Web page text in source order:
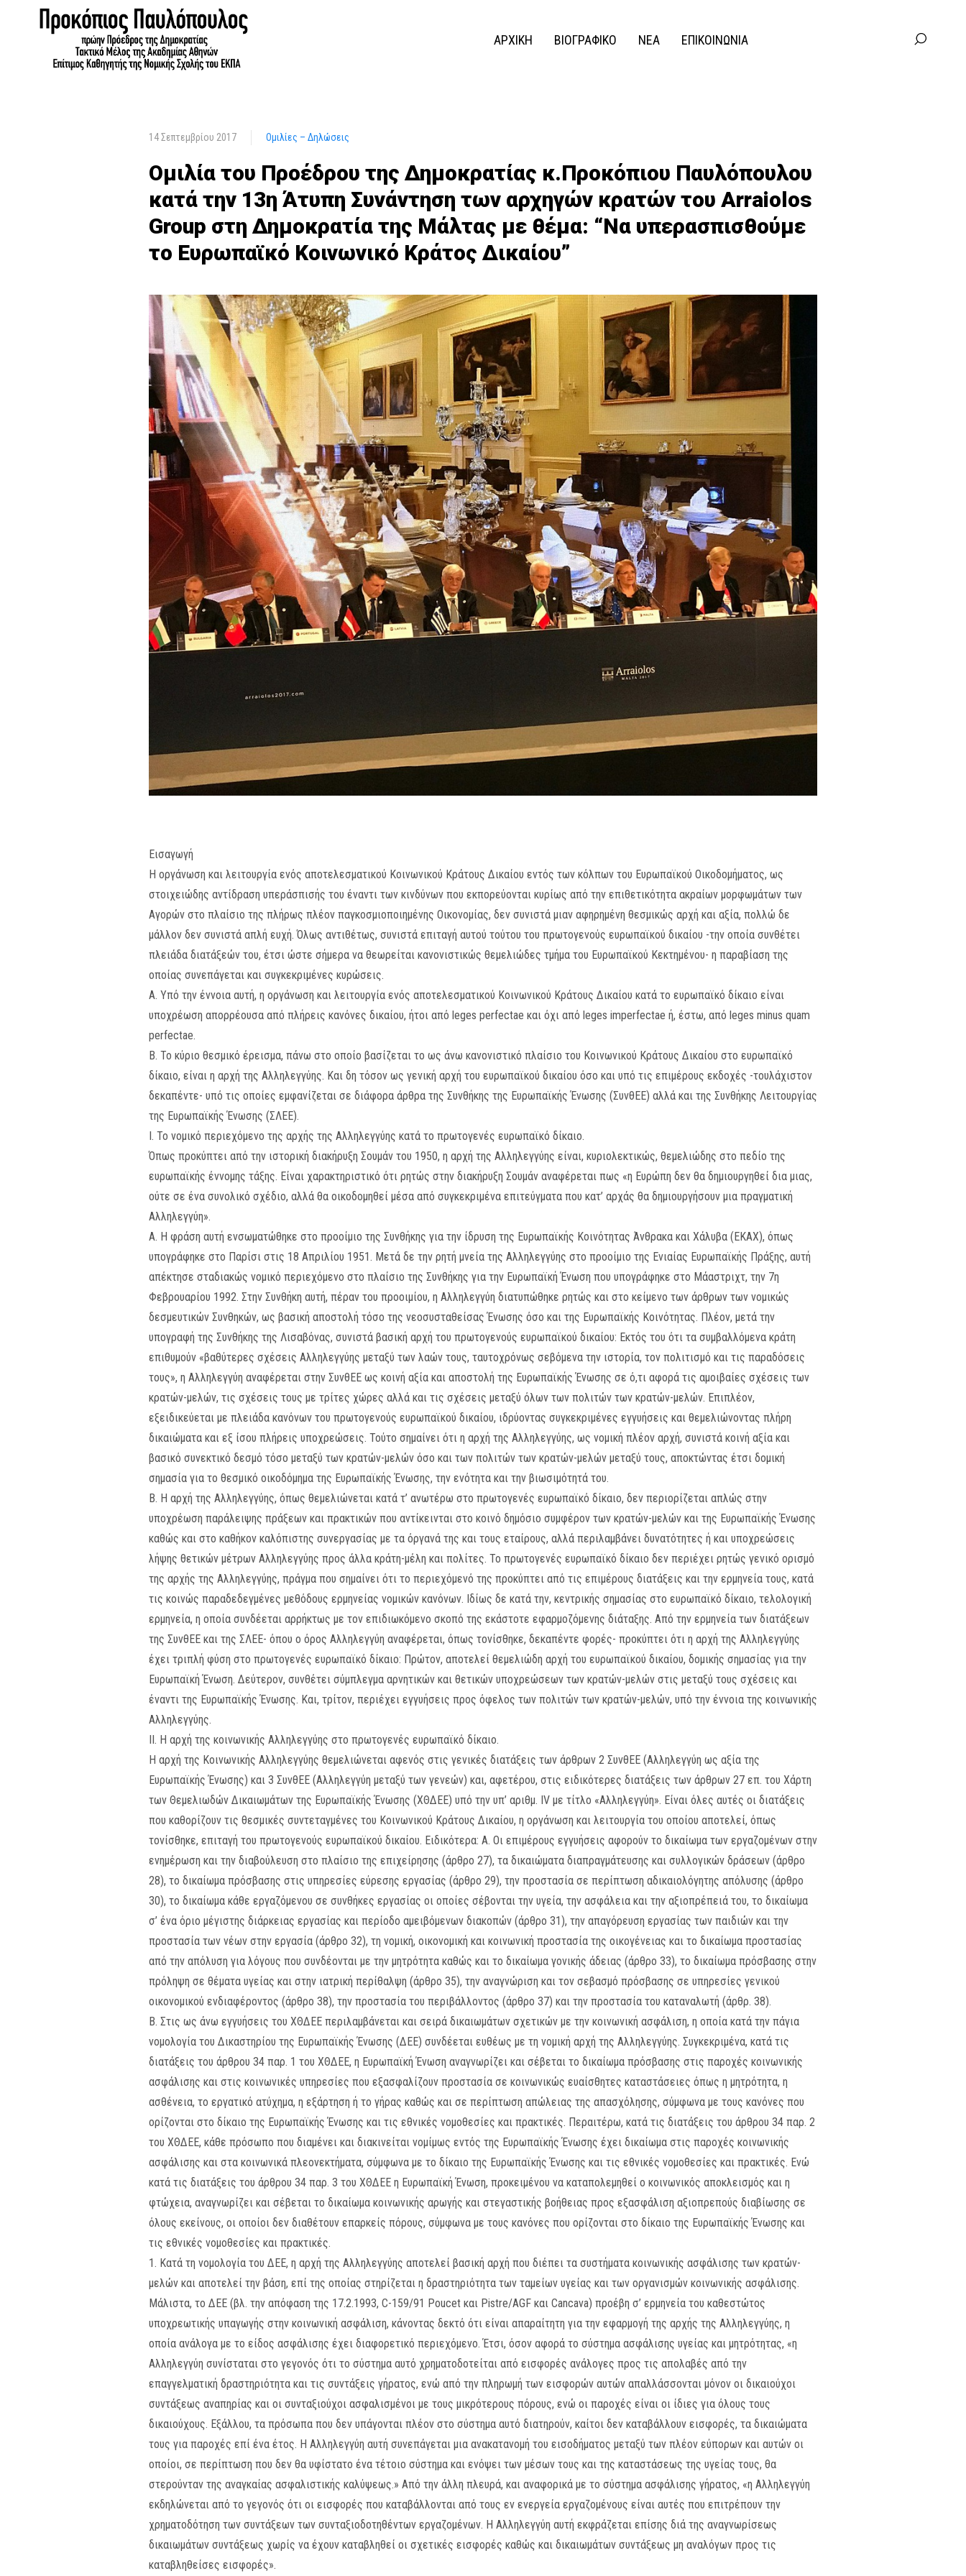
ΑΡΧΙΚΗ ΒΙΟΓΡΑΦΙΚΟ ΝΕΑ ΕΠΙΚΟΙΝΩΝΙΑ
14 Σεπτεμβρίου 2017 Ομιλίες – Δηλώσεις
Ομιλία του Προέδρου της Δημοκρατίας κ.Προκόπιου Παυλόπουλου
κατά την 13η Άτυπη Συνάντηση των αρχηγών κρατών του Arraiolos
Group στη Δημοκρατία της Μάλτας με θέμα: “Να υπερασπισθούμε
το Ευρωπαϊκό Κοινωνικό Κράτος Δικαίου”
Εισαγωγή
Η οργάνωση και λειτουργία ενός αποτελεσματικού Κοινωνικού Κράτους Δικαίου εντός των κόλπων του Ευρωπαϊκού Οικοδομήματος, ως
στοιχειώδης αντίδραση υπεράσπισής του έναντι των κινδύνων που εκπορεύονται κυρίως από την επιθετικότητα ακραίων μορφωμάτων των
Αγορών στο πλαίσιο της πλήρως πλέον παγκοσμιοποιημένης Οικονομίας, δεν συνιστά μιαν αφηρημένη θεσμικώς αρχή και αξία, πολλώ δε
μάλλον δεν συνιστά απλή ευχή. Όλως αντιθέτως, συνιστά επιταγή αυτού τούτου του πρωτογενούς ευρωπαϊκού δικαίου -την οποία συνθέτει
πλειάδα διατάξεών του, έτσι ώστε σήμερα να θεωρείται κανονιστικώς θεμελιώδες τμήμα του Ευρωπαϊκού Κεκτημένου- η παραβίαση της
οποίας συνεπάγεται και συγκεκριμένες κυρώσεις.
Α. Υπό την έννοια αυτή, η οργάνωση και λειτουργία ενός αποτελεσματικού Κοινωνικού Κράτους Δικαίου κατά το ευρωπαϊκό δίκαιο είναι
υποχρέωση απορρέουσα από πλήρεις κανόνες δικαίου, ήτοι από leges perfectae και όχι από leges imperfectae ή, έστω, από leges minus quam
perfectae.
B. Το κύριο θεσμικό έρεισμα, πάνω στο οποίο βασίζεται το ως άνω κανονιστικό πλαίσιο του Κοινωνικού Κράτους Δικαίου στο ευρωπαϊκό
δίκαιο, είναι η αρχή της Αλληλεγγύης. Και δη τόσον ως γενική αρχή του ευρωπαϊκού δικαίου όσο και υπό τις επιμέρους εκδοχές -τουλάχιστον
δεκαπέντε- υπό τις οποίες εμφανίζεται σε διάφορα άρθρα της Συνθήκης της Ευρωπαϊκής Ένωσης (ΣυνθΕΕ) αλλά και της Συνθήκης Λειτουργίας
της Ευρωπαϊκής Ένωσης (ΣΛΕΕ).
Ι. Το νομικό περιεχόμενο της αρχής της Αλληλεγγύης κατά το πρωτογενές ευρωπαϊκό δίκαιο.
Όπως προκύπτει από την ιστορική διακήρυξη Σουμάν του 1950, η αρχή της Αλληλεγγύης είναι, κυριολεκτικώς, θεμελιώδης στο πεδίο της
ευρωπαϊκής έννομης τάξης. Είναι χαρακτηριστικό ότι ρητώς στην διακήρυξη Σουμάν αναφέρεται πως «η Ευρώπη δεν θα δημιουργηθεί δια μιας,
ούτε σε ένα συνολικό σχέδιο, αλλά θα οικοδομηθεί μέσα από συγκεκριμένα επιτεύγματα που κατ’ αρχάς θα δημιουργήσουν μια πραγματική
Αλληλεγγύη».
Α. Η φράση αυτή ενσωματώθηκε στο προοίμιο της Συνθήκης για την ίδρυση της Ευρωπαϊκής Κοινότητας Άνθρακα και Χάλυβα (ΕΚΑΧ), όπως
υπογράφηκε στο Παρίσι στις 18 Απριλίου 1951. Μετά δε την ρητή μνεία της Αλληλεγγύης στο προοίμιο της Ενιαίας Ευρωπαϊκής Πράξης, αυτή
απέκτησε σταδιακώς νομικό περιεχόμενο στο πλαίσιο της Συνθήκης για την Ευρωπαϊκή Ένωση που υπογράφηκε στο Μάαστριχτ, την 7η
Φεβρουαρίου 1992. Στην Συνθήκη αυτή, πέραν του προοιμίου, η Αλληλεγγύη διατυπώθηκε ρητώς και στο κείμενο των άρθρων των νομικώς
δεσμευτικών Συνθηκών, ως βασική αποστολή τόσο της νεοσυσταθείσας Ένωσης όσο και της Ευρωπαϊκής Κοινότητας. Πλέον, μετά την
υπογραφή της Συνθήκης της Λισαβόνας, συνιστά βασική αρχή του πρωτογενούς ευρωπαϊκού δικαίου: Εκτός του ότι τα συμβαλλόμενα κράτη
επιθυμούν «βαθύτερες σχέσεις Αλληλεγγύης μεταξύ των λαών τους, ταυτοχρόνως σεβόμενα την ιστορία, τον πολιτισμό και τις παραδόσεις
τους», η Αλληλεγγύη αναφέρεται στην ΣυνθΕΕ ως κοινή αξία και αποστολή της Ευρωπαϊκής Ένωσης σε ό,τι αφορά τις αμοιβαίες σχέσεις των
κρατών-μελών, τις σχέσεις τους με τρίτες χώρες αλλά και τις σχέσεις μεταξύ όλων των πολιτών των κρατών-μελών. Επιπλέον,
εξειδικεύεται με πλειάδα κανόνων του πρωτογενούς ευρωπαϊκού δικαίου, ιδρύοντας συγκεκριμένες εγγυήσεις και θεμελιώνοντας πλήρη
δικαιώματα και εξ ίσου πλήρεις υποχρεώσεις. Τούτο σημαίνει ότι η αρχή της Αλληλεγγύης, ως νομική πλέον αρχή, συνιστά κοινή αξία και
βασικό συνεκτικό δεσμό τόσο μεταξύ των κρατών-μελών όσο και των πολιτών των κρατών-μελών μεταξύ τους, αποκτώντας έτσι δομική
σημασία για το θεσμικό οικοδόμημα της Ευρωπαϊκής Ένωσης, την ενότητα και την βιωσιμότητά του.
Β. Η αρχή της Αλληλεγγύης, όπως θεμελιώνεται κατά τ’ ανωτέρω στο πρωτογενές ευρωπαϊκό δίκαιο, δεν περιορίζεται απλώς στην
υποχρέωση παράλειψης πράξεων και πρακτικών που αντίκεινται στο κοινό δημόσιο συμφέρον των κρατών-μελών και της Ευρωπαϊκής Ένωσης
καθώς και στο καθήκον καλόπιστης συνεργασίας με τα όργανά της και τους εταίρους, αλλά περιλαμβάνει δυνατότητες ή και υποχρεώσεις
λήψης θετικών μέτρων Αλληλεγγύης προς άλλα κράτη-μέλη και πολίτες. Το πρωτογενές ευρωπαϊκό δίκαιο δεν περιέχει ρητώς γενικό ορισμό
της αρχής της Αλληλεγγύης, πράγμα που σημαίνει ότι το περιεχόμενό της προκύπτει από τις επιμέρους διατάξεις και την ερμηνεία τους, κατά
τις κοινώς παραδεδεγμένες μεθόδους ερμηνείας νομικών κανόνων. Ιδίως δε κατά την, κεντρικής σημασίας στο ευρωπαϊκό δίκαιο, τελολογική
ερμηνεία, η οποία συνδέεται αρρήκτως με τον επιδιωκόμενο σκοπό της εκάστοτε εφαρμοζόμενης διάταξης. Από την ερμηνεία των διατάξεων
της ΣυνθΕΕ και της ΣΛΕΕ- όπου ο όρος Αλληλεγγύη αναφέρεται, όπως τονίσθηκε, δεκαπέντε φορές- προκύπτει ότι η αρχή της Αλληλεγγύης
έχει τριπλή φύση στο πρωτογενές ευρωπαϊκό δίκαιο: Πρώτον, αποτελεί θεμελιώδη αρχή του ευρωπαϊκού δικαίου, δομικής σημασίας για την
Ευρωπαϊκή Ένωση. Δεύτερον, συνθέτει σύμπλεγμα αρνητικών και θετικών υποχρεώσεων των κρατών-μελών στις μεταξύ τους σχέσεις και
έναντι της Ευρωπαϊκής Ένωσης. Και, τρίτον, περιέχει εγγυήσεις προς όφελος των πολιτών των κρατών-μελών, υπό την έννοια της κοινωνικής
Αλληλεγγύης.
ΙΙ. Η αρχή της κοινωνικής Αλληλεγγύης στο πρωτογενές ευρωπαϊκό δίκαιο.
Η αρχή της Κοινωνικής Αλληλεγγύης θεμελιώνεται αφενός στις γενικές διατάξεις των άρθρων 2 ΣυνθΕΕ (Αλληλεγγύη ως αξία της
Ευρωπαϊκής Ένωσης) και 3 ΣυνθΕΕ (Αλληλεγγύη μεταξύ των γενεών) και, αφετέρου, στις ειδικότερες διατάξεις των άρθρων 27 επ. του Χάρτη
των Θεμελιωδών Δικαιωμάτων της Ευρωπαϊκής Ένωσης (ΧΘΔΕΕ) υπό την υπ’ αριθμ. ΙV με τίτλο «Αλληλεγγύη». Είναι όλες αυτές οι διατάξεις
που καθορίζουν τις θεσμικές συντεταγμένες του Κοινωνικού Κράτους Δικαίου, η οργάνωση και λειτουργία του οποίου αποτελεί, όπως
τονίσθηκε, επιταγή του πρωτογενούς ευρωπαϊκού δικαίου. Ειδικότερα: Α. Οι επιμέρους εγγυήσεις αφορούν το δικαίωμα των εργαζομένων στην
ενημέρωση και την διαβούλευση στο πλαίσιο της επιχείρησης (άρθρο 27), τα δικαιώματα διαπραγμάτευσης και συλλογικών δράσεων (άρθρο
28), το δικαίωμα πρόσβασης στις υπηρεσίες εύρεσης εργασίας (άρθρο 29), την προστασία σε περίπτωση αδικαιολόγητης απόλυσης (άρθρο
30), το δικαίωμα κάθε εργαζόμενου σε συνθήκες εργασίας οι οποίες σέβονται την υγεία, την ασφάλεια και την αξιοπρέπειά του, το δικαίωμα
σ’ ένα όριο μέγιστης διάρκειας εργασίας και περίοδο αμειβόμενων διακοπών (άρθρο 31), την απαγόρευση εργασίας των παιδιών και την
προστασία των νέων στην εργασία (άρθρο 32), τη νομική, οικονομική και κοινωνική προστασία της οικογένειας και το δικαίωμα προστασίας
από την απόλυση για λόγους που συνδέονται με την μητρότητα καθώς και το δικαίωμα γονικής άδειας (άρθρο 33), το δικαίωμα πρόσβασης στην
πρόληψη σε θέματα υγείας και στην ιατρική περίθαλψη (άρθρο 35), την αναγνώριση και τον σεβασμό πρόσβασης σε υπηρεσίες γενικού
οικονομικού ενδιαφέροντος (άρθρο 38), την προστασία του περιβάλλοντος (άρθρο 37) και την προστασία του καταναλωτή (άρθρ. 38).
Β. Στις ως άνω εγγυήσεις του ΧΘΔΕΕ περιλαμβάνεται και σειρά δικαιωμάτων σχετικών με την κοινωνική ασφάλιση, η οποία κατά την πάγια
νομολογία του Δικαστηρίου της Ευρωπαϊκής Ένωσης (ΔΕΕ) συνδέεται ευθέως με τη νομική αρχή της Αλληλεγγύης. Συγκεκριμένα, κατά τις
διατάξεις του άρθρου 34 παρ. 1 του ΧΘΔΕΕ, η Ευρωπαϊκή Ένωση αναγνωρίζει και σέβεται το δικαίωμα πρόσβασης στις παροχές κοινωνικής
ασφάλισης και στις κοινωνικές υπηρεσίες που εξασφαλίζουν προστασία σε κοινωνικώς ευαίσθητες καταστάσειες όπως η μητρότητα, η
ασθένεια, το εργατικό ατύχημα, η εξάρτηση ή το γήρας καθώς και σε περίπτωση απώλειας της απασχόλησης, σύμφωνα με τους κανόνες που
ορίζονται στο δίκαιο της Ευρωπαϊκής Ένωσης και τις εθνικές νομοθεσίες και πρακτικές. Περαιτέρω, κατά τις διατάξεις του άρθρου 34 παρ. 2
του ΧΘΔΕΕ, κάθε πρόσωπο που διαμένει και διακινείται νομίμως εντός της Ευρωπαϊκής Ένωσης έχει δικαίωμα στις παροχές κοινωνικής
ασφάλισης και στα κοινωνικά πλεονεκτήματα, σύμφωνα με το δίκαιο της Ευρωπαϊκής Ένωσης και τις εθνικές νομοθεσίες και πρακτικές. Ενώ
κατά τις διατάξεις του άρθρου 34 παρ. 3 του ΧΘΔΕΕ η Ευρωπαϊκή Ένωση, προκειμένου να καταπολεμηθεί ο κοινωνικός αποκλεισμός και η
φτώχεια, αναγνωρίζει και σέβεται το δικαίωμα κοινωνικής αρωγής και στεγαστικής βοήθειας προς εξασφάλιση αξιοπρεπούς διαβίωσης σε
όλους εκείνους, οι οποίοι δεν διαθέτουν επαρκείς πόρους, σύμφωνα με τους κανόνες που ορίζονται στο δίκαιο της Ευρωπαϊκής Ένωσης και
τις εθνικές νομοθεσίες και πρακτικές.
1. Κατά τη νομολογία του ΔΕΕ, η αρχή της Αλληλεγγύης αποτελεί βασική αρχή που διέπει τα συστήματα κοινωνικής ασφάλισης των κρατών-
μελών και αποτελεί την βάση, επί της οποίας στηρίζεται η δραστηριότητα των ταμείων υγείας και των οργανισμών κοινωνικής ασφάλισης.
Μάλιστα, το ΔΕΕ (βλ. την απόφαση της 17.2.1993, C-159/91 Poucet και Pistre/AGF και Cancava) προέβη σ’ ερμηνεία του καθεστώτος
υποχρεωτικής υπαγωγής στην κοινωνική ασφάλιση, κάνοντας δεκτό ότι είναι απαραίτητη για την εφαρμογή της αρχής της Αλληλεγγύης, η
οποία ανάλογα με το είδος ασφάλισης έχει διαφορετικό περιεχόμενο. Έτσι, όσον αφορά το σύστημα ασφάλισης υγείας και μητρότητας, «η
Αλληλεγγύη συνίσταται στο γεγονός ότι το σύστημα αυτό χρηματοδοτείται από εισφορές ανάλογες προς τις απολαβές από την
επαγγελματική δραστηριότητα και τις συντάξεις γήρατος, ενώ από την πληρωμή των εισφορών αυτών απαλλάσσονται μόνον οι δικαιούχοι
συντάξεως αναπηρίας και οι συνταξιούχοι ασφαλισμένοι με τους μικρότερους πόρους, ενώ οι παροχές είναι οι ίδιες για όλους τους
δικαιούχους. Εξάλλου, τα πρόσωπα που δεν υπάγονται πλέον στο σύστημα αυτό διατηρούν, καίτοι δεν καταβάλλουν εισφορές, τα δικαιώματα
τους για παροχές επί ένα έτος. Η Αλληλεγγύη αυτή συνεπάγεται μια ανακατανομή του εισοδήματος μεταξύ των πλέον εύπορων και αυτών οι
οποίοι, σε περίπτωση που δεν θα υφίστατο ένα τέτοιο σύστημα και ενόψει των μέσων τους και της καταστάσεως της υγείας τους, θα
στερούνταν της αναγκαίας ασφαλιστικής καλύψεως.» Από την άλλη πλευρά, και αναφορικά με το σύστημα ασφάλισης γήρατος, «η Αλληλεγγύη
εκδηλώνεται από το γεγονός ότι οι εισφορές που καταβάλλονται από τους εν ενεργεία εργαζομένους είναι αυτές που επιτρέπουν την
χρηματοδότηση των συντάξεων των συνταξιοδοτηθέντων εργαζομένων. Η Αλληλεγγύη αυτή εκφράζεται επίσης διά της αναγνωρίσεως
δικαιωμάτων συντάξεως χωρίς να έχουν καταβληθεί οι σχετικές εισφορές καθώς και δικαιωμάτων συντάξεως μη αναλόγων προς τις
καταβληθείσες εισφορές».